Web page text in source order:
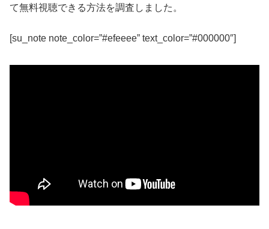
て無料視聴できる方法を調査しました。
[su_note note_color=”#efeeee” text_color=”#000000″]